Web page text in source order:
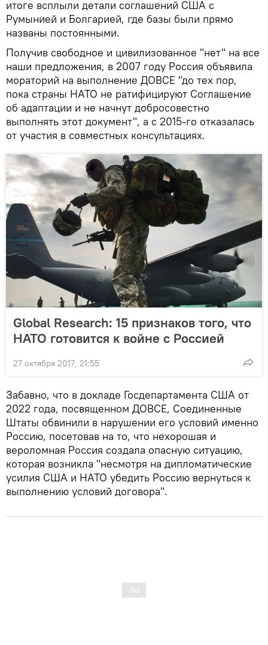
итоге всплыли детали соглашений США с
Румынией и Болгарией, где базы были прямо
названы постоянными.
Получив свободное и цивилизованное "нет" на все
наши предложения, в 2007 году Россия объявила
мораторий на выполнение ДОВСЕ "до тех пор,
пока страны НАТО не ратифицируют Соглашение
об адаптации и не начнут добросовестно
выполнять этот документ", а с 2015-го отказалась
от участия в совместных консультациях.
Global Research: 15 признаков того, что
НАТО готовится к войне с Россией
27 октября 2017, 21:55
Забавно, что в докладе Госдепартамента США от
2022 года, посвященном ДОВСЕ, Соединенные
Штаты обвинили в нарушении его условий именно
Россию, посетовав на то, что нехорошая и
вероломная Россия создала опасную ситуацию,
которая возникла "несмотря на дипломатические
усилия США и НАТО убедить Россию вернуться к
выполнению условий договора".